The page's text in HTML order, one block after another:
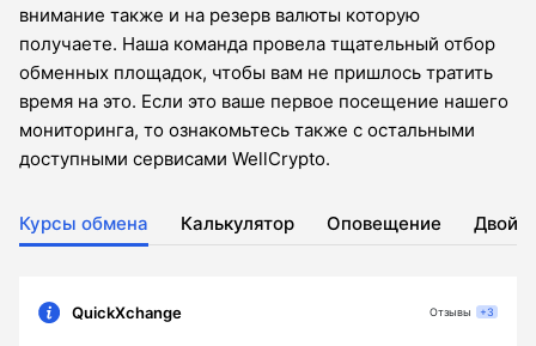
внимание также и на резерв валюты которую
получаете. Наша команда провела тщательный отбор
обменных площадок, чтобы вам не пришлось тратить
время на это. Если это ваше первое посещение нашего
мониторинга, то ознакомьтесь также с остальными
доступными сервисами WellCrypto.
Курсы обмена Калькулятор Оповещение
QuickXchange Отзывы +3